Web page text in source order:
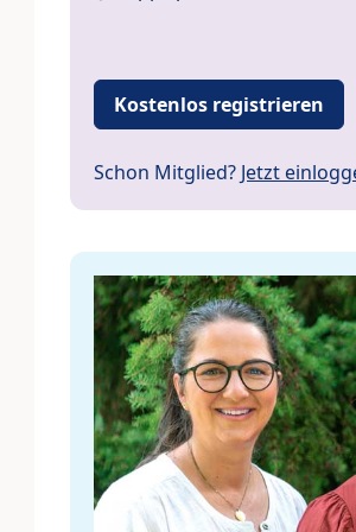
Kostenlos registrieren
Schon Mitglied? Jetzt